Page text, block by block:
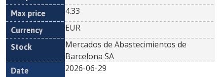
4.33
EUR
Mercados de Abastecimientos de
Barcelona SA
2026-06-29